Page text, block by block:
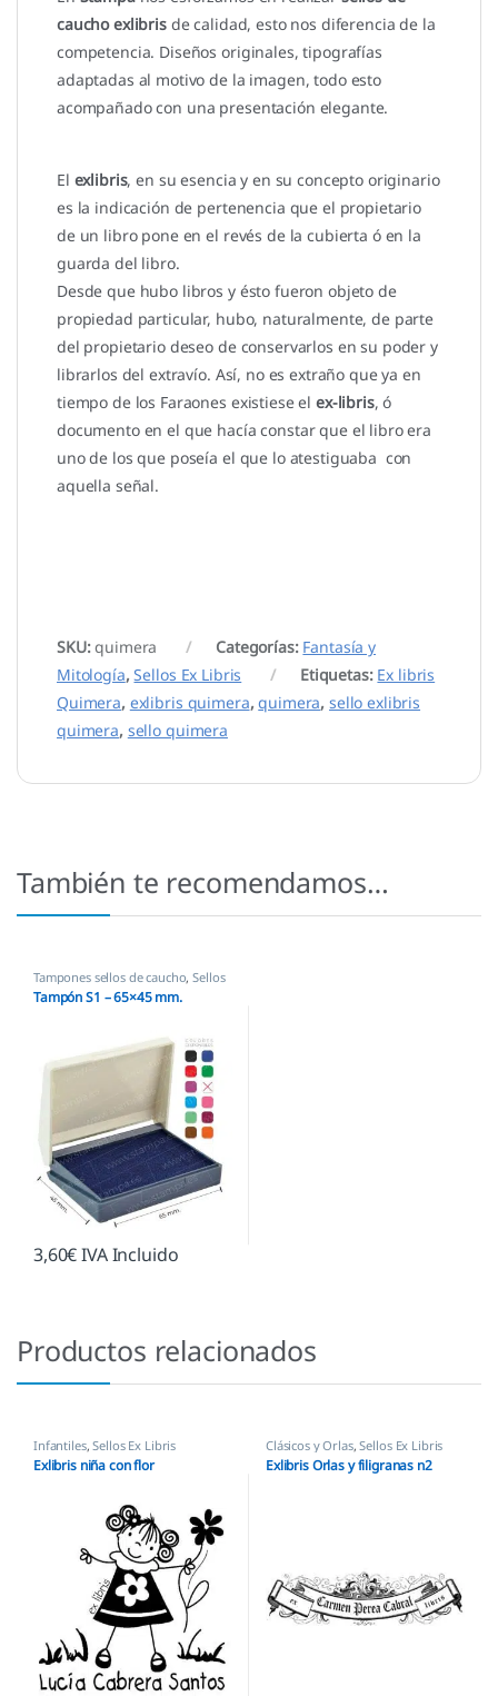
caucho exlibrisde calidad, esto nos diferencia de la
competencia. Diseños originales, tipografías
adaptadas al motivo de la imagen, todo esto
acompañado con una presentación elegante.
El exlibris, en su esencia y en su concepto originario
es la indicación de pertenencia que el propietario
de un libro pone en el revés de la cubierta ó en la
guarda del libro.
Desde que hubo libros y ésto fueron objeto de
propiedad particular, hubo, naturalmente, de parte
del propietario deseo de conservarlos en su poder y
librarlos del extravío. Así, no es extraño que ya en
tiempo de los Faraones existiese el ex-libris, ó
documento en el que hacía constar que el libro era
uno de los que poseía el que lo atestiguaba con
aquella señal.
SKU:quimera Categorías: Fantasía y
Mitología,Sellos Ex Libris Etiquetas: Ex libris
Quimera, exlibris quimera,quimera,sello exlibris
quimera, sello quimera
También te recomendamos…
Tampones sellos de caucho,Sellos
empresas
Tampón S1 – 65×45 mm.
3,60€IVA Incluido
Productos relacionados
Infantiles,Sellos Ex Libris
Exlibris niña con flor
Clásicos y Orlas,Sellos Ex Libris
Exlibris Orlas y filigranas n2